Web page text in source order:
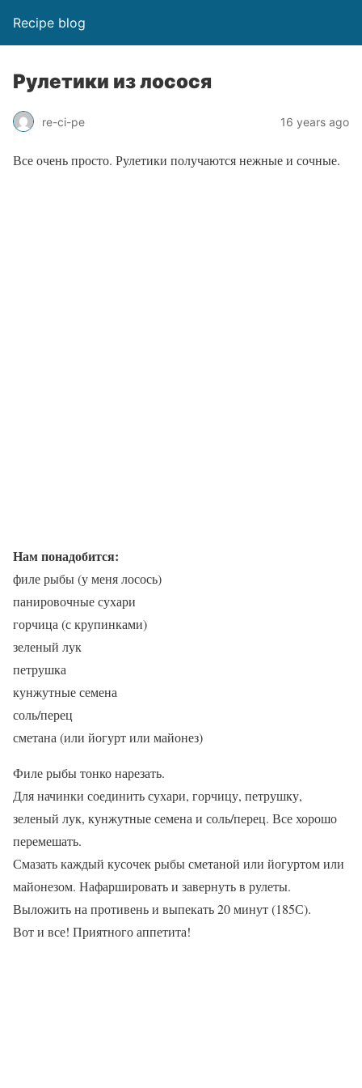
Recipe blog
Рулетики из лосося
re-ci-pe 16 years ago
Все очень просто. Рулетики получаются нежные и сочные.
Нам понадобится:
филе рыбы (у меня лосось)
панировочные сухари
горчица (с крупинками)
зеленый лук
петрушка
кунжутные семена
соль/перец
сметана (или йогурт или майонез)
Филе рыбы тонко нарезать.
Для начинки соединить сухари, горчицу, петрушку,
зеленый лук, кунжутные семена и соль/перец. Все хорошо
перемешать.
Смазать каждый кусочек рыбы сметаной или йогуртом или
майонезом. Нафаршировать и завернуть в рулеты.
Выложить на противень и выпекать 20 минут (185С).
Вот и все! Приятного аппетита!